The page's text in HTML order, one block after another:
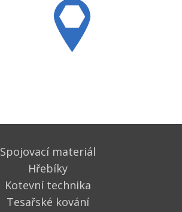
Spojovací materiál
Hřebíky
Kotevní technika
Tesařské kování